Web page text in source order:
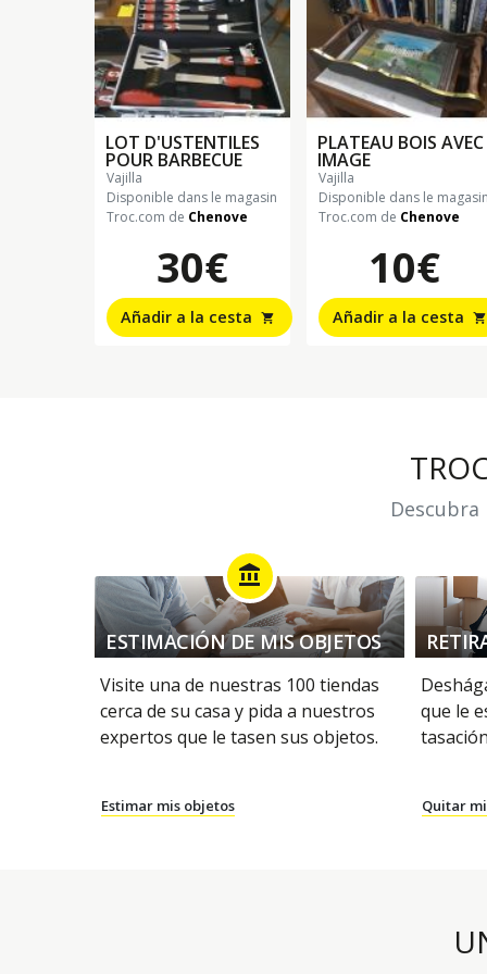
LOT D'USTENTILES
POUR BARBECUE
vajilla
Disponible dans le magasin
Troc.com de Chenove
30€
Añadir a la cesta shopping_cart
PLATEAU BOIS AVEC
IMAGE
vajilla
Disponible dans le
Troc.com de Chenove
10€
Añadir a la cesta shopping_cart
account_balance
ESTIMACIÓN DE MIS OBJETOS
Visite una de nuestras 100 tiendas
cerca de su casa y pida a nuestros
expertos que le tasen sus objetos.
Estimar mis objetos
que le
Quitar